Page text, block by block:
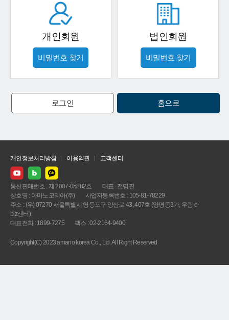
개인회원
비밀번호 찾기
법인회원
비밀번호 찾기
로그인 홈으로
개인정보처리방침 이용약관 고객센터
통신판매번호 : 제 2007-05882호
대표 : 전명진
상호명 : 아마노코리아(주)
사업자등록번호 : 105-81-78229
주소 : (우) 07270 서울특별시 영등포구 양산로 43, 407호 (양평동3가, 우림 e-
biz센터)
대표전화 : 1899-7275
팩스 : 02-2164-9400
Copyright(C) 2023 amano korea Co., Ltd. All Right Reserved